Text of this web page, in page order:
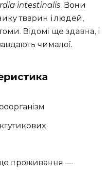
intestinalis. Вони
тварин і людей,
Відомі ще здавна, і
чималої.
проживання —